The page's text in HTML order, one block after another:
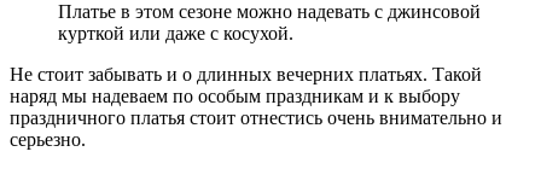
Платье в этом сезоне можно надевать с джинсовой
курткой или даже с косухой.
Не стоит забывать и о длинных вечерних платьях. Такой
наряд мы надеваем по особым праздникам и к выбору
праздничного платья стоит отнестись очень внимательно и
серьезно.